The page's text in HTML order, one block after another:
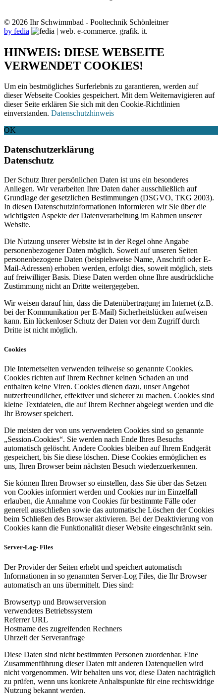
© 2026 Ihr Schwimmbad - Pooltechnik Schönleitner
by fedia
HINWEIS: DIESE WEBSEITE
VERWENDET COOKIES!
Um ein bestmögliches Surferlebnis zu garantieren, werden auf
dieser Webseite Cookies gespeichert. Mit dem Weiternavigieren auf
dieser Seite erklären Sie sich mit den Cookie-Richtlinien
einverstanden. Datenschutzhinweis
OK
Datenschutzerklärung
Datenschutz
Der Schutz Ihrer persönlichen Daten ist uns ein besonderes
Anliegen. Wir verarbeiten Ihre Daten daher ausschließlich auf
Grundlage der gesetzlichen Bestimmungen (DSGVO, TKG 2003).
In diesen Datenschutzinformationen informieren wir Sie über die
wichtigsten Aspekte der Datenverarbeitung im Rahmen unserer
Website.
Die Nutzung unserer Website ist in der Regel ohne Angabe
personenbezogener Daten möglich. Soweit auf unseren Seiten
personenbezogene Daten (beispielsweise Name, Anschrift oder E-
Mail-Adressen) erhoben werden, erfolgt dies, soweit möglich, stets
auf freiwilliger Basis. Diese Daten werden ohne Ihre ausdrückliche
Zustimmung nicht an Dritte weitergegeben.
Wir weisen darauf hin, dass die Datenübertragung im Internet (z.B.
bei der Kommunikation per E-Mail) Sicherheitslücken aufweisen
kann. Ein lückenloser Schutz der Daten vor dem Zugriff durch
Dritte ist nicht möglich.
Cookies
Die Internetseiten verwenden teilweise so genannte Cookies.
Cookies richten auf Ihrem Rechner keinen Schaden an und
enthalten keine Viren. Cookies dienen dazu, unser Angebot
nutzerfreundlicher, effektiver und sicherer zu machen. Cookies sind
kleine Textdateien, die auf Ihrem Rechner abgelegt werden und die
Ihr Browser speichert.
Die meisten der von uns verwendeten Cookies sind so genannte
„Session-Cookies“. Sie werden nach Ende Ihres Besuchs
automatisch gelöscht. Andere Cookies bleiben auf Ihrem Endgerät
gespeichert, bis Sie diese löschen. Diese Cookies ermöglichen es
uns, Ihren Browser beim nächsten Besuch wiederzuerkennen.
Sie können Ihren Browser so einstellen, dass Sie über das Setzen
von Cookies informiert werden und Cookies nur im Einzelfall
erlauben, die Annahme von Cookies für bestimmte Fälle oder
generell ausschließen sowie das automatische Löschen der Cookies
beim Schließen des Browser aktivieren. Bei der Deaktivierung von
Cookies kann die Funktionalität dieser Website eingeschränkt sein.
Server-Log- Files
Der Provider der Seiten erhebt und speichert automatisch
Informationen in so genannten Server-Log Files, die Ihr Browser
automatisch an uns übermittelt. Dies sind:
Browsertyp und Browserversion
verwendetes Betriebssystem
Referrer URL
Hostname des zugreifenden Rechners
Uhrzeit der Serveranfrage
Diese Daten sind nicht bestimmten Personen zuordenbar. Eine
Zusammenführung dieser Daten mit anderen Datenquellen wird
nicht vorgenommen. Wir behalten uns vor, diese Daten nachträglich
zu prüfen, wenn uns konkrete Anhaltspunkte für eine rechtswidrige
Nutzung bekannt werden.